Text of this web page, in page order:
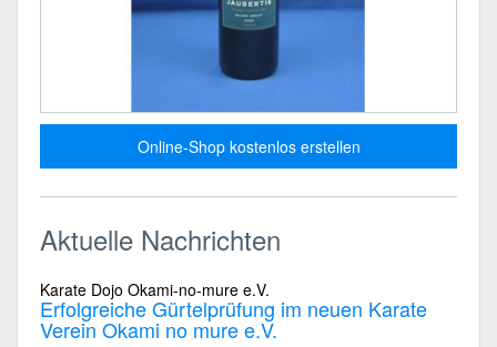
Online-Shop kostenlos erstellen
Aktuelle Nachrichten
Karate Dojo Okami-no-mure e.V.
Erfolgreiche Gürtelprüfung im neuen Karate
Verein Okami no mure e.V.